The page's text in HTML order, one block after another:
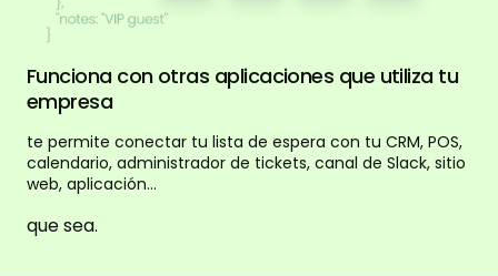
Funciona con otras aplicaciones que utiliza tu
empresa
te permite conectar tu lista de espera con tu CRM, POS,
calendario, administrador de tickets, canal de Slack, sitio
web, aplicación...
que sea.